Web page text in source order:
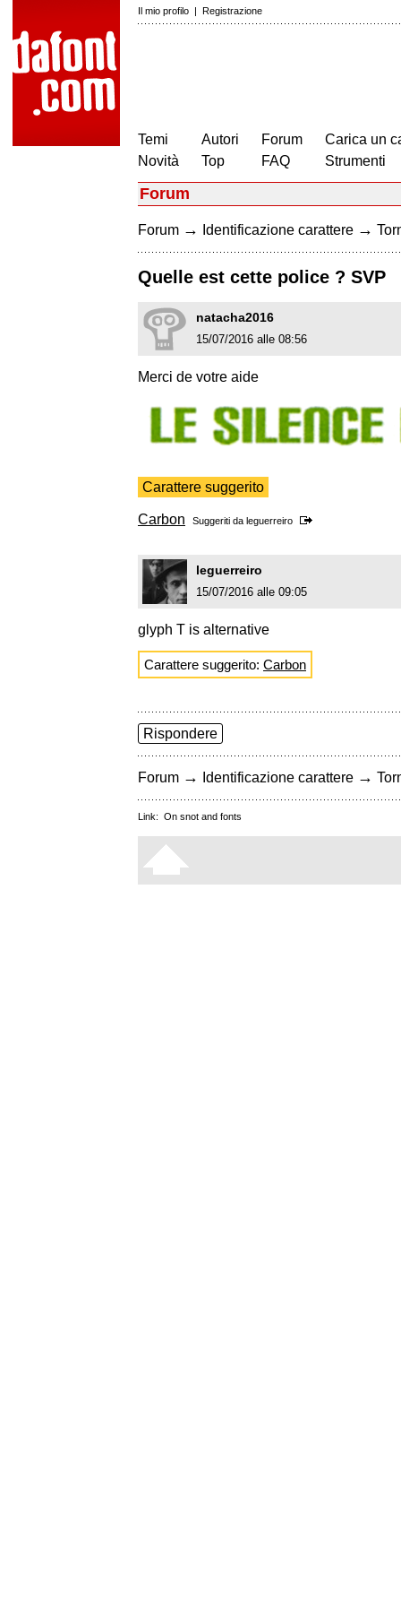
Il mio profilo | Registrazione
Temi
Novità
Autori
Top
Forum
FAQ
Carica un
Strumenti
Forum
Forum → Identificazione carattere →
Quelle est cette police ? SVP
natacha2016
15/07/2016 alle 08:56
Merci de votre aide
Carattere suggerito
Carbon Suggeriti da leguerreiro
leguerreiro
15/07/2016 alle 09:05
glyph T is alternative
Carattere suggerito: Carbon
Rispondere
Forum → Identificazione carattere →
Link: On snot and fonts